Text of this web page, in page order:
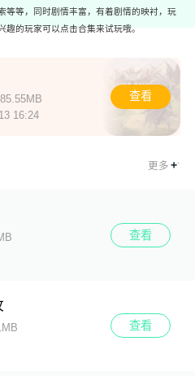
等等，同时剧情丰富，有着剧情的映衬，玩
的玩家可以点击合集来试玩哦。
85.55MB
16:24
查看
更多 +.
查看
查看